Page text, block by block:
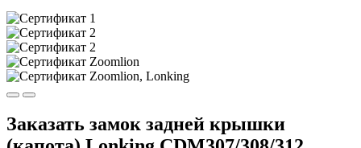
Заказать замок задней крышки